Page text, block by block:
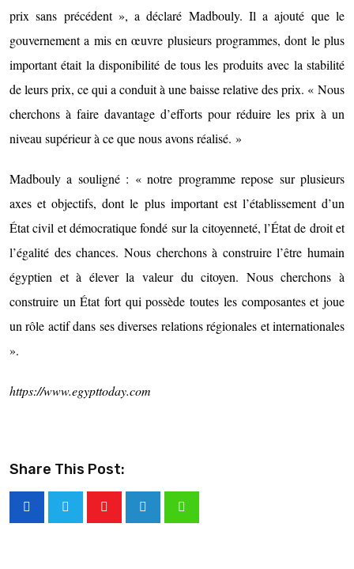
prix sans précédent », a déclaré Madbouly. Il a ajouté que le
gouvernement a mis en œuvre plusieurs programmes, dont le plus
important était la disponibilité de tous les produits avec la stabilité
de leurs prix, ce qui a conduit à une baisse relative des prix. « Nous
cherchons à faire davantage d’efforts pour réduire les prix à un
niveau supérieur à ce que nous avons réalisé. »
Madbouly a souligné : « notre programme repose sur plusieurs
axes et objectifs, dont le plus important est l’établissement d’un
État civil et démocratique fondé sur la citoyenneté, l’État de droit et
l’égalité des chances. Nous cherchons à construire l’être humain
égyptien et à élever la valeur du citoyen. Nous cherchons à
construire un État fort qui possède toutes les composantes et joue
un rôle actif dans ses diverses relations régionales et internationales
».
https://www.egypttoday.com
Share This Post: